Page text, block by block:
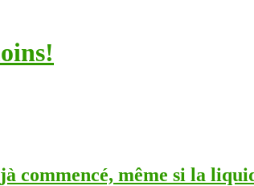
commencé, même si la